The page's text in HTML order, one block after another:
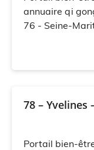
annuaire qi
76 - Seine-
78 – Yvelines
Portail bien-